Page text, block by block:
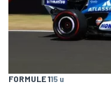
FORMULE 115 u